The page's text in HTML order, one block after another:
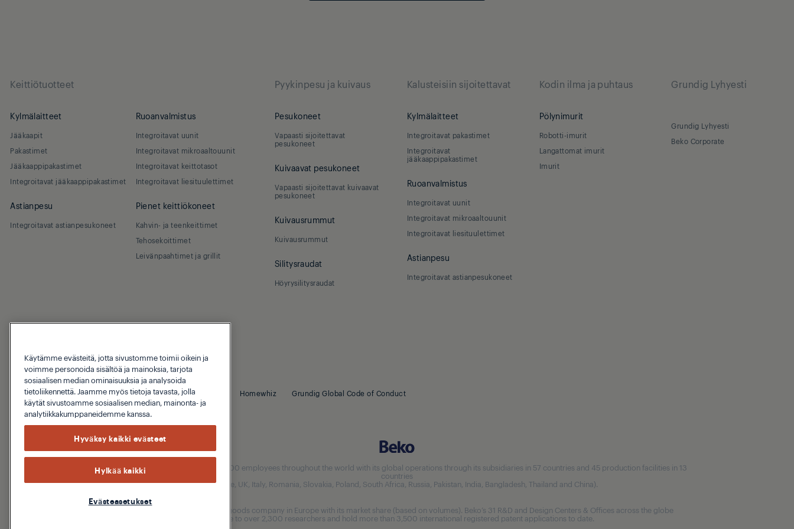
Keittiötuotteet
Kylmälaitteet
Jääkaapit
Pakastimet
Jääkaappipakastimet
Integroitavat jääkaappipakastimet
Ruoanvalmistus
Integroitavat uunit
Integroitavat mikroaaltouunit
Integroitavat keittotasot
Integroitavat liesituulettimet
Astianpesu
Integroitavat astianpesukoneet
Pienet keittiökoneet
Kahvin- ja teenkeittimet
Tehosekoittimet
Leivänpaahtimet ja grillit
Pyykinpesu ja kuivaus
Pesukoneet
Vapaasti sijoitettavat
pesukoneet
Kuivaavat pesukoneet
Vapaasti sijoitettavat kuivaavat
pesukoneet
Kuivausrummut
Kuivausrummut
Silitysraudat
Höyrysilitysraudat
Kalusteisiin sijoitettavat
Kylmälaitteet
Integroitavat pakastimet
Integroitavat
jääkaappipakastimet
Ruoanvalmistus
Integroitavat uunit
Integroitavat mikroaaltouunit
Integroitavat liesituulettimet
Astianpesu
Integroitavat astianpesukoneet
Kodin ilma ja puhtaus
Pölynimurit
Robotti-imurit
Langattomat imurit
Imurit
Grundig Lyhyesti
Grundig Lyhyesti
Beko Corporate
Tuki Blog
© 2026 Grundig Tietosuojakäytäntö Evästeiden käyttö Homewhiz Grundig Global Code of Conduct
Our parent company, Beko has 55,000 employees throughout the world with its global operations through its subsidiaries in 57 countries and 45 production facilities in 13
countries
(i.e. Türkiye, UK, Italy, Romania, Slovakia, Poland, South Africa, Russia, Pakistan, India, Bangladesh, Thailand and China).
Beko became the largest white goods company in Europe with its market share (based on volumes). Beko’s 31 R&D and Design Centers & Offices across the globe
are home to over 2,300 researchers and hold more than 3,500 international registered patent applications to date.
Käytämme evästeitä, jotta sivustomme toimii oikein ja
voimme personoida sisältöä ja mainoksia, tarjota
sosiaalisen median ominaisuuksia ja analysoida
tietoliikennettä. Jaamme myös tietoja tavasta, jolla
käytät sivustoamme sosiaalisen median, mainonta- ja
analytiikkakumppaneidemme kanssa.
Hyväksy kaikki evästeet
Hylkää kaikki
Evästeasetukset